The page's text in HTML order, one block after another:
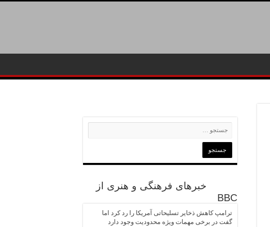
خبرهای فرهنگی و هنری از
BBC
ترامپ کاهش ذخایر تسلیحاتی آمریکا را رد کرد اما
گفت در برخی مهمات ویژه محدودیت وجود دارد